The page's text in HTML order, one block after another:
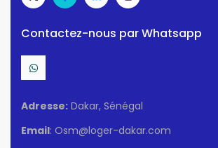
Contactez-nous par Whatsapp
Adresse: Dakar, Sénégal
Email: Osm@loger-dakar.com